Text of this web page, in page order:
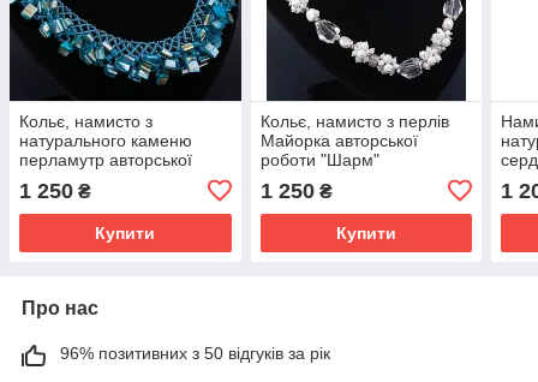
Кольє, намисто з
натурального каменю
перламутр авторської
роботи "Морський бриз"
1 250 ₴
Купити
Кольє, намисто з перлів
Майорка авторської
роботи "Шарм"
1 250₴
Купити
1
Про нас
96% позитивних з 50 відгуків за рік